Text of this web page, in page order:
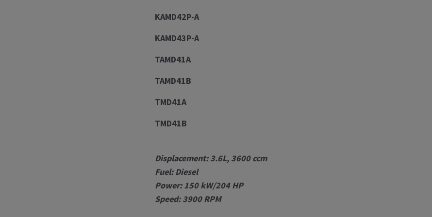
KAMD42P-A
KAMD43P-A
TAMD41A
TAMD41B
TMD41A
TMD41B
Displacement: 3.6L, 3600 ccm
Fuel: Diesel
Power: 150 kW/204 HP
Speed: 3900 RPM